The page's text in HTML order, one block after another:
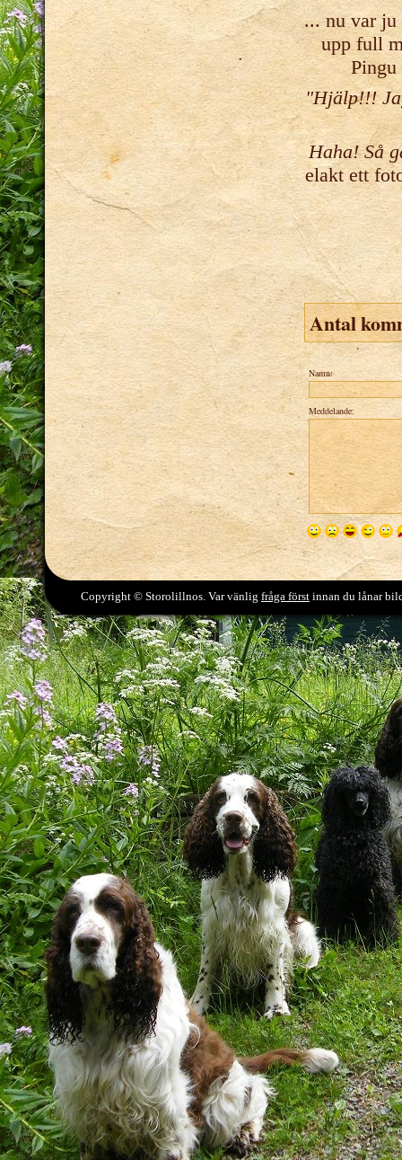
... nu var ju
upp full
Pingu
"Hjälp!!!
Haha! Så
elakt ett
Antal
Namn:
Meddelande:
Copyright © Storolillnos. Var vänlig fråga först innan du lånar